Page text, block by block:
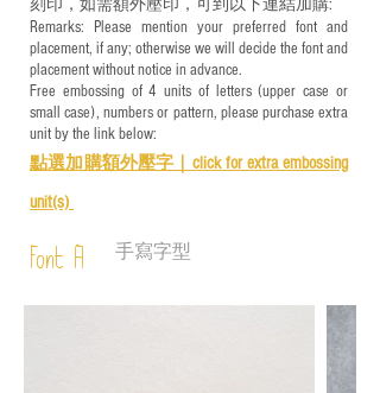
刻印，如需額外壓印，可到以下連結加購:
Remarks: Please mention your preferred font and
placement, if any; otherwise we will decide the font and
placement without notice in advance.
Free embossing of 4 units of letters (upper case or
small case), numbers or pattern, please purchase extra
unit by the link below:
點選加購額外壓字｜ click for extra embossing
unit(s)
Font A 手寫字型